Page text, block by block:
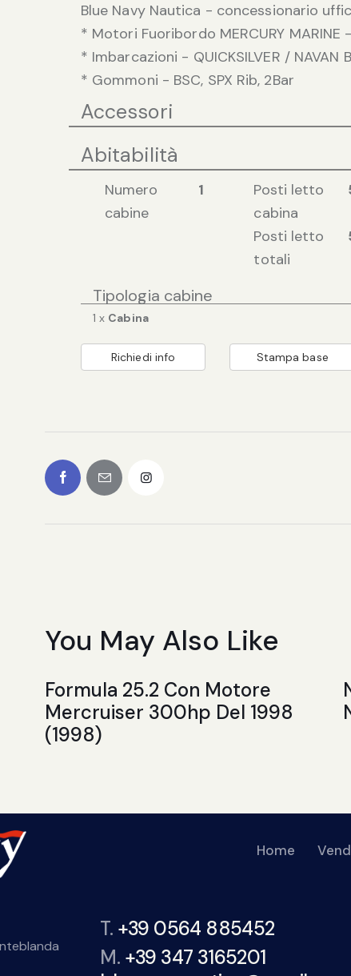
Blue Navy Nautica - concessionario
* Motori Fuoribordo MERCURY
* Imbarcazioni - QUICKSILVER / NAVAN
* Gommoni - BSC, SPX Rib, 2Bar
Accessori
Abitabilità
Numero
cabine
1
Posti letto
cabina
Posti letto
totali
Tipologia cabine
1 x Cabina
Richiedi info Stampa base
You May Also Like
Formula 25.2 Con Motore
Mercruiser 300hp Del 1998
(1998)
Home
Contatti
T. +39 0564 885452
M. +39 347 3165201